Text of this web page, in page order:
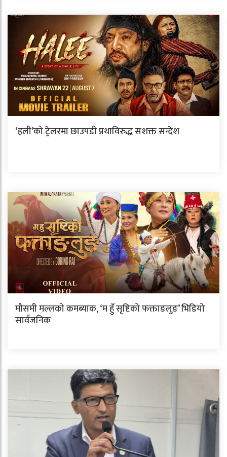
‘हली’को ट्रेलरमा छाउपडी प्रथाविरुद्ध सशक्त सन्देश
मौसमी मल्लको कमब्याक, ‘म हुँ सृष्टिको फक्ताङलुङ’ भिडियो
सार्वजनिक